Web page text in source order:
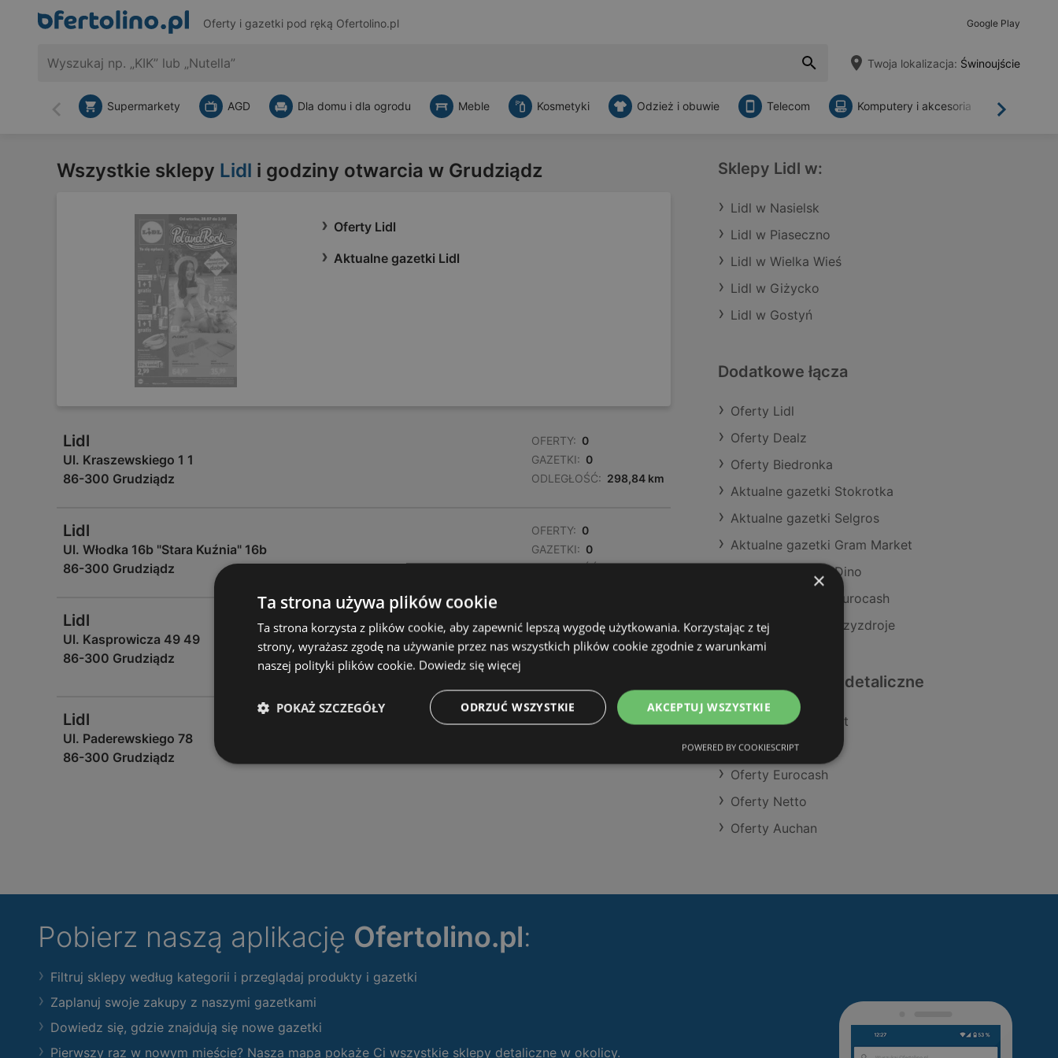
Oferty i gazetki pod ręką Ofertolino.pl Google Play
Twoja lokalizacja: Świnoujście
Wstecz Dalej
Supermarkety AGD Dla domu i dla ogrodu Meble Kosmetyki Odzież i obuwie Telecom Komputery i akcesoria
Wszystkie sklepy Lidl i godziny otwarcia w Grudziądz
Oferty Lidl
Aktualne gazetki Lidl
Lidl
Ul. Kraszewskiego 1 1
86-300 Grudziądz
OFERTY: 0
GAZETKI: 0
ODLEGŁOŚĆ: 298,84 km
Lidl
Ul. Włodka 16b "Stara Kuźnia" 16b
86-300 Grudziądz
OFERTY: 0
GAZETKI: 0
ODLEGŁOŚĆ: 299,04 km
Lidl
Ul. Kasprowicza 49 49
86-300 Grudziądz
GAZETKI: 0
ODLEGŁOŚĆ:
300,35 km
Lidl
Ul. Paderewskiego 78
86-300 Grudziądz
Sklepy Lidl w:
Lidl w Nasielsk
Lidl w Piaseczno
Lidl w Wielka Wieś
Lidl w Giżycko
Lidl w Gostyń
Dodatkowe łącza
Oferty Lidl
Oferty Dealz
Oferty Biedronka
Aktualne gazetki Stokrotka
Aktualne gazetki Selgros
Aktualne gazetki Gram Market
Aktualne gazetki Dino
Aktualne gazetki Eurocash
Sklepy Lidl w Międzyzdroje
Podobne sklepy detaliczne
Oferty POLOmarket
Oferty Action
Oferty Eurocash
Oferty Netto
Oferty Auchan
Pobierz naszą aplikację Ofertolino.pl:
Filtruj sklepy według kategorii i przeglądaj produkty i gazetki
Zaplanuj swoje zakupy z naszymi gazetkami
Dowiedz się, gdzie znajdują się nowe gazetki
Pierwszy raz w nowym mieście? Nasza mapa pokaże Ci wszystkie sklepy detaliczne w okolicy.
×
Ta strona używa plików cookie
Ta strona korzysta z plików cookie, aby zapewnić lepszą wygodę użytkowania. Korzystając z tej
strony, wyrażasz zgodę na używanie przez nas wszystkich plików cookie zgodnie z warunkami
naszej polityki plików cookie. Dowiedz się więcej
AKCEPTUJ WSZYSTKIE
ODRZUĆ WSZYSTKIE
POKAŻ SZCZEGÓŁY
POWERED BY COOKIESCRIPT